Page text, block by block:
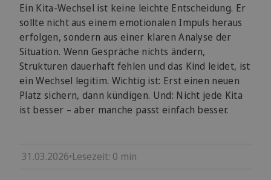
Ein Kita-Wechsel ist keine leichte Entscheidung. Er
sollte nicht aus einem emotionalen Impuls heraus
erfolgen, sondern aus einer klaren Analyse der
Situation. Wenn Gespräche nichts ändern,
Strukturen dauerhaft fehlen und das Kind leidet, ist
ein Wechsel legitim. Wichtig ist: Erst einen neuen
Platz sichern, dann kündigen. Und: Nicht jede Kita
ist besser – aber manche passt einfach besser.
31.03.2026•Lesezeit: 0 min